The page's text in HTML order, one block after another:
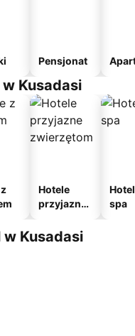
Pensjonat
Kusadasi
Hotele
przyjazne
m
spa
Kusadasi